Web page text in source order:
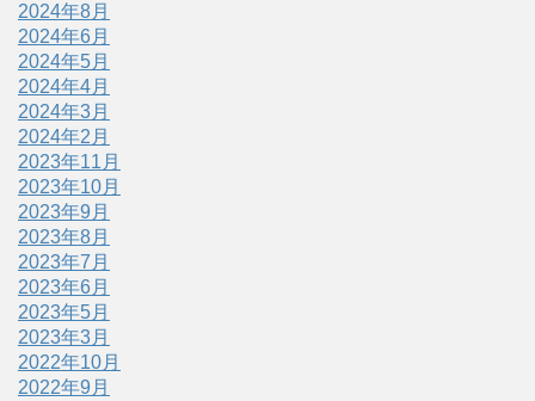
2024年8月
2024年6月
2024年5月
2024年4月
2024年3月
2024年2月
2023年11月
2023年10月
2023年9月
2023年8月
2023年7月
2023年6月
2023年5月
2023年3月
2022年10月
2022年9月